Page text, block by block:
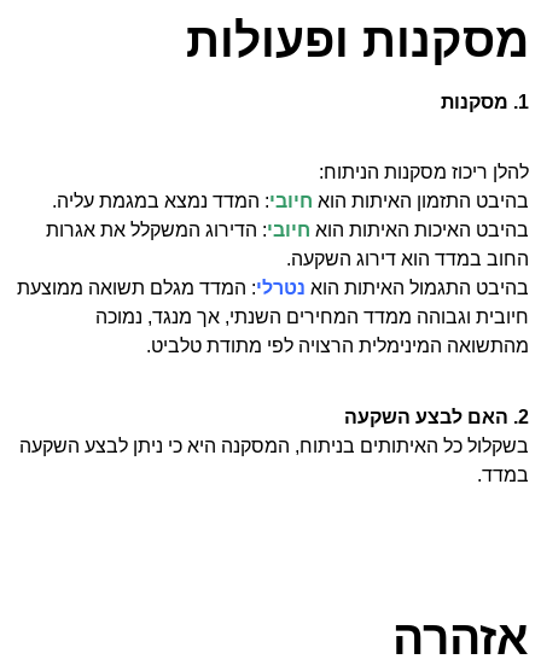
מסקנות ופעולות
1. מסקנות
להלן ריכוז מסקנות הניתוח:
בהיבט התזמון האיתות הוא חיובי: המדד נמצא במגמת עליה.
בהיבט האיכות האיתות הוא חיובי: הדירוג המשקלל את אגרות
החוב במדד הוא דירוג השקעה.
בהיבט התגמול האיתות הוא נטרלי: המדד מגלם תשואה ממוצעת
חיובית וגבוהה ממדד המחירים השנתי, אך מנגד, נמוכה
מהתשואה המינימלית הרצויה לפי מתודת טלביט.
2. האם לבצע השקעה
בשקלול כל האיתותים בניתוח, המסקנה היא כי ניתן לבצע השקעה
במדד.
אזהרה